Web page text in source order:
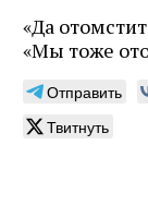
«Да
«Мы тоже
Отправить
Твитнуть